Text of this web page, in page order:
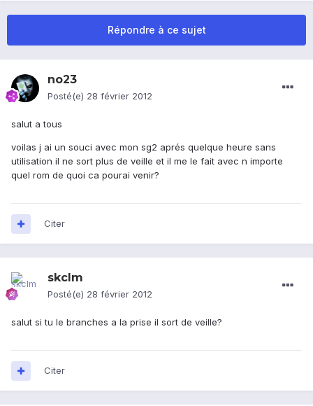
Répondre à ce sujet
no23
Posté(e) 28 février 2012
salut a tous
voilas j ai un souci avec mon sg2 aprés quelque heure sans
utilisation il ne sort plus de veille et il me le fait avec n importe
quel rom de quoi ca pourai venir?
Citer
skclm
Posté(e) 28 février 2012
salut si tu le branches a la prise il sort de veille?
Citer